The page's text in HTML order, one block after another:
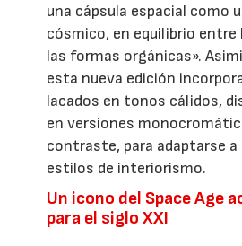
una cápsula espacial como
cósmico, en equilibrio
las formas orgánicas».
esta nueva edición
lacados en tonos cálidos,
en versiones
contraste, para adaptarse
estilos de interiorismo.
Un icono del Space Age
para el siglo XXI